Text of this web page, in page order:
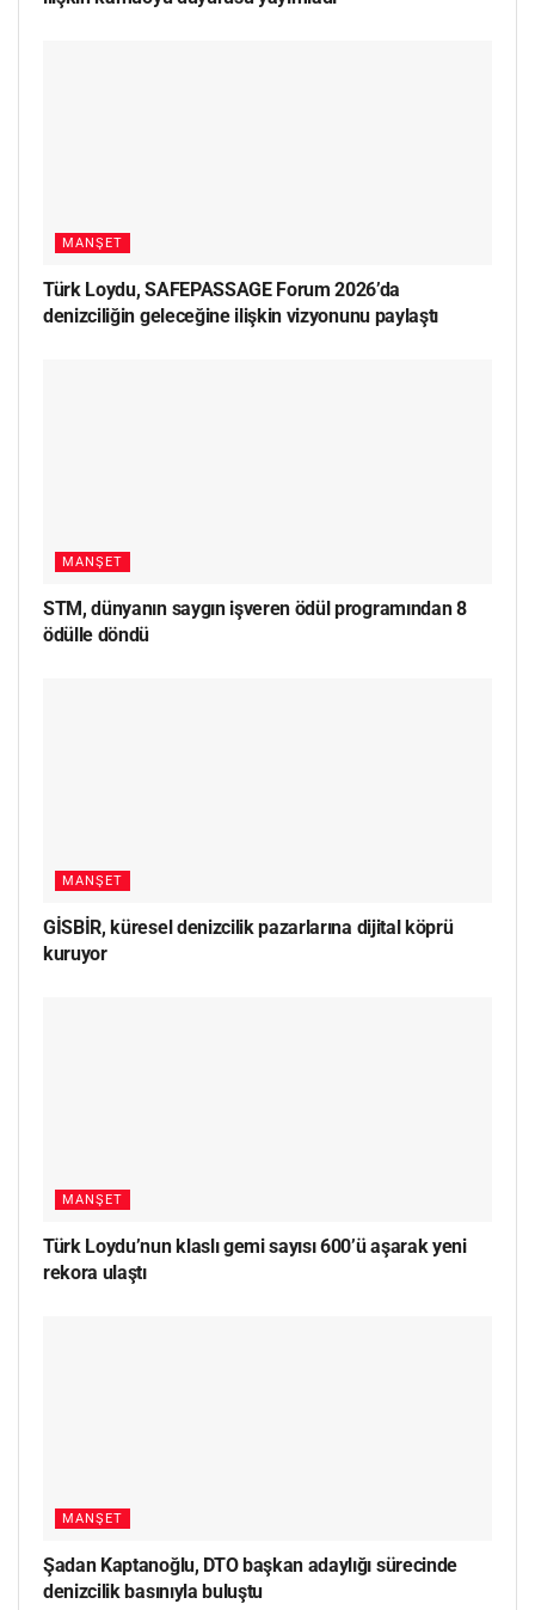
MANŞET
Türk Loydu, SAFEPASSAGE Forum 2026’da
denizciliğin geleceğine ilişkin vizyonunu paylaştı
MANŞET
STM, dünyanın saygın işveren ödül programından 8
ödülle döndü
MANŞET
GİSBİR, küresel denizcilik pazarlarına dijital köprü
kuruyor
MANŞET
Türk Loydu’nun klaslı gemi sayısı 600’ü aşarak yeni
rekora ulaştı
MANŞET
Şadan Kaptanoğlu, DTO başkan adaylığı sürecinde
denizcilik basınıyla buluştu